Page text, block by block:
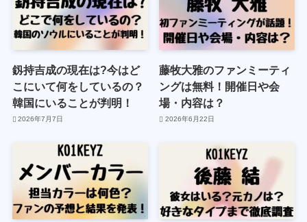
釼持吉成の現在は?今はど
こにいて何をしているの？
韓国にいることが判明！
2026年7月7日
藤牧大雅のファンミーティ
ングは無料！開催日や会
場・内容は？
2026年6月22日